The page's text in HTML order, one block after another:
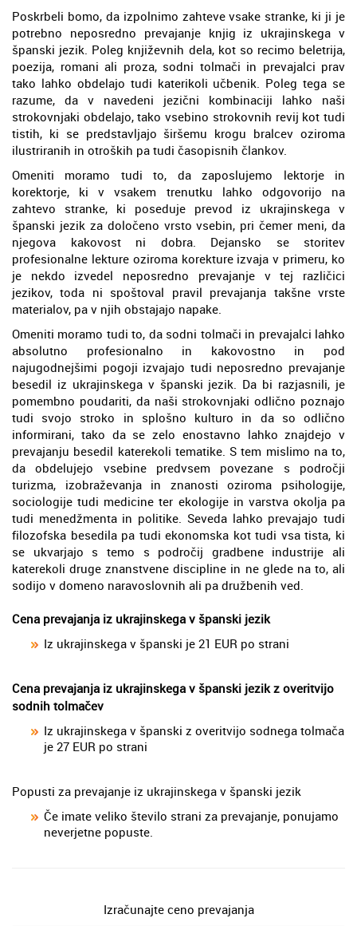
Poskrbeli bomo, da izpolnimo zahteve vsake stranke, ki ji je
potrebno neposredno prevajanje knjig iz ukrajinskega v
španski jezik. Poleg književnih dela, kot so recimo beletrija,
poezija, romani ali proza, sodni tolmači in prevajalci prav
tako lahko obdelajo tudi katerikoli učbenik. Poleg tega se
razume, da v navedeni jezični kombinaciji lahko naši
strokovnjaki obdelajo, tako vsebino strokovnih revij kot tudi
tistih, ki se predstavljajo širšemu krogu bralcev oziroma
ilustriranih in otroških pa tudi časopisnih člankov.
Omeniti moramo tudi to, da zaposlujemo lektorje in
korektorje, ki v vsakem trenutku lahko odgovorijo na
zahtevo stranke, ki poseduje prevod iz ukrajinskega v
španski jezik za določeno vrsto vsebin, pri čemer meni, da
njegova kakovost ni dobra. Dejansko se storitev
profesionalne lekture oziroma korekture izvaja v primeru, ko
je nekdo izvedel neposredno prevajanje v tej različici
jezikov, toda ni spoštoval pravil prevajanja takšne vrste
materialov, pa v njih obstajajo napake.
Omeniti moramo tudi to, da sodni tolmači in prevajalci lahko
absolutno profesionalno in kakovostno in pod
najugodnejšimi pogoji izvajajo tudi neposredno prevajanje
besedil iz ukrajinskega v španski jezik. Da bi razjasnili, je
pomembno poudariti, da naši strokovnjaki odlično poznajo
tudi svojo stroko in splošno kulturo in da so odlično
informirani, tako da se zelo enostavno lahko znajdejo v
prevajanju besedil katerekoli tematike. S tem mislimo na to,
da obdelujejo vsebine predvsem povezane s področji
turizma, izobraževanja in znanosti oziroma psihologije,
sociologije tudi medicine ter ekologije in varstva okolja pa
tudi menedžmenta in politike. Seveda lahko prevajajo tudi
filozofska besedila pa tudi ekonomska kot tudi vsa tista, ki
se ukvarjajo s temo s področij gradbene industrije ali
katerekoli druge znanstvene discipline in ne glede na to, ali
sodijo v domeno naravoslovnih ali pa družbenih ved.
Cena prevajanja iz ukrajinskega v španski jezik
Iz ukrajinskega v španski je 21 EUR po strani
Cena prevajanja iz ukrajinskega v španski jezik z overitvijo
sodnih tolmačev
Iz ukrajinskega v španski z overitvijo sodnega tolmača
je 27 EUR po strani
Popusti za prevajanje iz ukrajinskega v španski jezik
Če imate veliko število strani za prevajanje, ponujamo
neverjetne popuste.
Izračunajte ceno prevajanja